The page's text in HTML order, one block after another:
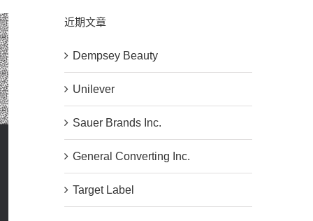
近期文章
Dempsey Beauty
Unilever
Sauer Brands Inc.
General Converting Inc.
Target Label